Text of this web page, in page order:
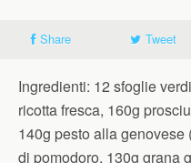
Share Tweet
Ingredienti: 12 sfoglie
ricotta fresca, 160g
140g pesto alla
di pomodoro, 130g grana